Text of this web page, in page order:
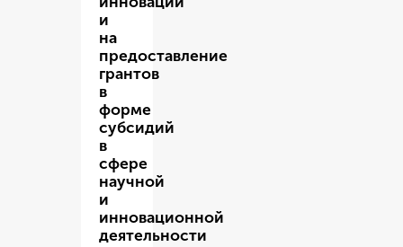
и
на
предоставление
грантов
в
форме
субсидий
в
сфере
научной
и
инновационной
деятельности